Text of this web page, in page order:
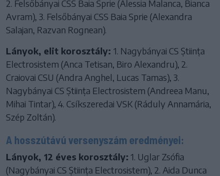
2. Felsőbányai CSS Baia Sprie (Alessia Malanca, Bianca
Avram), 3. Felsőbányai CSS Baia Sprie (Alexandra
Salajan, Razvan Rognean).
Lányok, elit korosztály: 1. Nagybányai CS Știința
Electrosistem (Anca Tetisan, Biro Alexandru), 2.
Craiovai CSU (Andra Anghel, Lucas Tamas), 3.
Nagybányai CS Știința Electrosistem (Andreea Manu,
Mihai Tintar), 4. Csíkszeredai VSK (Ráduly Annamária,
Szép Zoltán).
A hosszútávú versenyszám eredményei:
Lányok, 12 éves korosztály: 1. Uglar Zsófia
(Nagybányai CS Știința Electrosistem), 2. Aida Dunca